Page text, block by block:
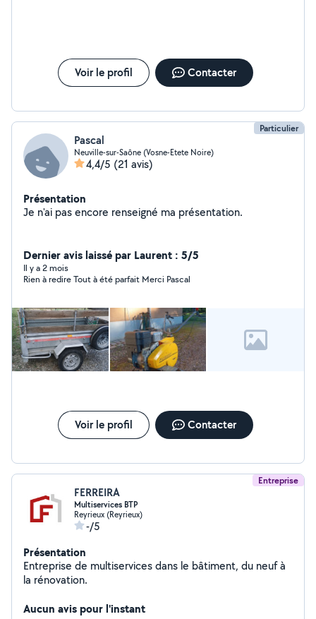
Voir le profil Contacter
Particulier
Pascal
Neuville-sur-Saône (Vosne-Etete Noire)
4,4/5 (21 avis)
Présentation
Je n'ai pas encore renseigné ma présentation.
Dernier avis laissé par Laurent : 5/5
Il y a 2 mois
Rien à redire Tout à été parfait Merci Pascal
Voir le profil Contacter
Entreprise
FERREIRA
Multiservices BTP
Reyrieux (Reyrieux)
-/5
Présentation
Entreprise de multiservices dans le bâtiment, du neuf à
la rénovation.
Aucun avis pour l'instant